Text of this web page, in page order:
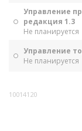
Управление
редакция 1.3
Не планируется
Управление
Не планируется
10014120